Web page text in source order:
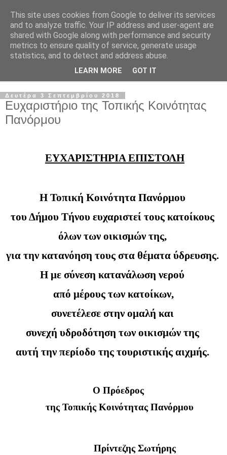
Δευτέρα 3 Σεπτεμβρίου 2018
Ευχαριστήριο της Τοπικής Κοινότητας
Πανόρμου
ΕΥΧΑΡΙΣΤΗΡΙΑ ΕΠΙΣΤΟΛΗ
Η Τοπική Κοινότητα Πανόρμου
του Δήμου Τήνου ευχαριστεί τους κατοίκους
όλων των οικισμών της,
για την κατανόηση τους στα θέματα ύδρευσης.
Η με σύνεση κατανάλωση νερού
από μέρους των κατοίκων,
συνετέλεσε στην ομαλή και
συνεχή υδροδότηση των οικισμών της
αυτή την περίοδο της τουριστικής αιχμής.
Ο Πρόεδρος
της Τοπικής Κοινότητας Πανόρμου
                                   Πρίντεζης Σωτήρης
This site uses cookies from Google to deliver its services
and to analyze traffic. Your IP address and user-agent are
shared with Google along with performance and security
metrics to ensure quality of service, generate usage
statistics, and to detect and address abuse.
LEARN MORE GOT IT